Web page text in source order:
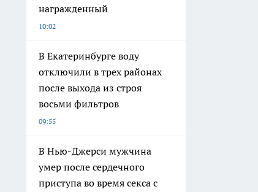
награжденный
10:02
В Екатеринбурге воду
отключили в трех районах
после выхода из строя
восьми фильтров
09:55
В Нью-Джерси мужчина
умер после сердечного
приступа во время секса с